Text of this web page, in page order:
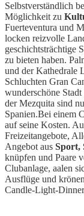
Selbstverständlich
Möglichkeit zu
Fuerteventura und
locken reizvolle
geschichtsträchtige
zu bieten haben.
und der Kathedrale
Schluchten Gran
wunderschöne
der Mezquita sind
Spanien.Bei einem
auf seine Kosten.
Freizeitangebote,
Angebot aus Sport,
knüpfen und Paare
Clubanlage, aalen
Ausflüge und
Candle-Light-